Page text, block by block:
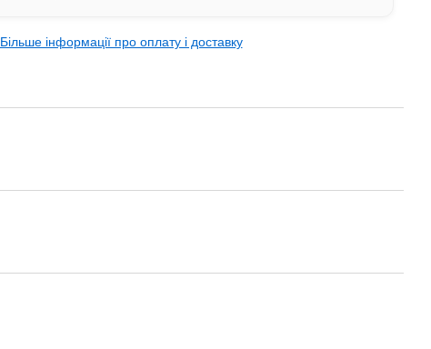
Більше інформації про оплату і доставку